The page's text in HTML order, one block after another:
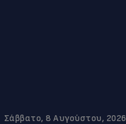
Σάββατο, 8 Αυγούστου, 2026